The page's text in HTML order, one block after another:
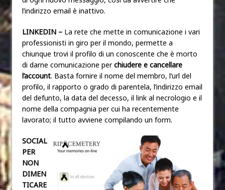
l’indirizzo email è inattivo.
LINKEDIN – La rete che mette in comunicazione i vari
professionisti in giro per il mondo, permette a
chiunque trovi il profilo di un conoscente che è morto
di darne comunicazione perchiudere e cancellare
l’account. Basta fornire il nome del membro, l’url del
profilo, il rapporto o grado di parentela, l’indirizzo email
del defunto, la data del decesso, il link al necrologio e il
nome della compagnia per cui ha recentemente
lavorato; il tutto avviene compilando un form.
SOCIAL
PER
NON
DIMEN
TICARE